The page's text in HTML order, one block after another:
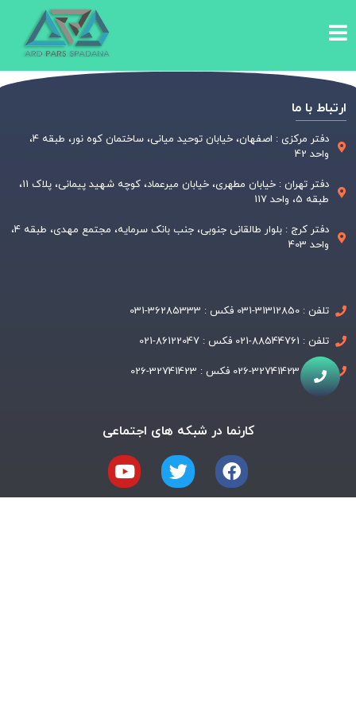
ارتباط با ما
دفتر مرکزی : اصفهان، خیابان توحید میانی، ساختمان کوه نور، طبقه 4،
واحد 42
دفتر تهران : خیابان مطهری، خیابان میرعماد، کوچه شهید پیمانی، پلاک 11،
طبقه 5، واحد 117
دفتر کرج : بلوار طالقانی جنوبی، جنب بانک سرمایه، مجتمع مهدی، طبقه 4،
واحد 403
تلفن : 31312850-031 فکس : 36285333-031
تلفن : 88544761-021 فکس : 86122047-021
تلفن : 32741423-026 فکس : 32741423-026
کارنما در شبکه های اجتماعی